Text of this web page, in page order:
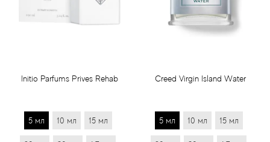
Initio Parfums Prives Rehab
5 мл 10 мл 15 мл
Creed Virgin Island Water
5 мл 10 мл 15 мл